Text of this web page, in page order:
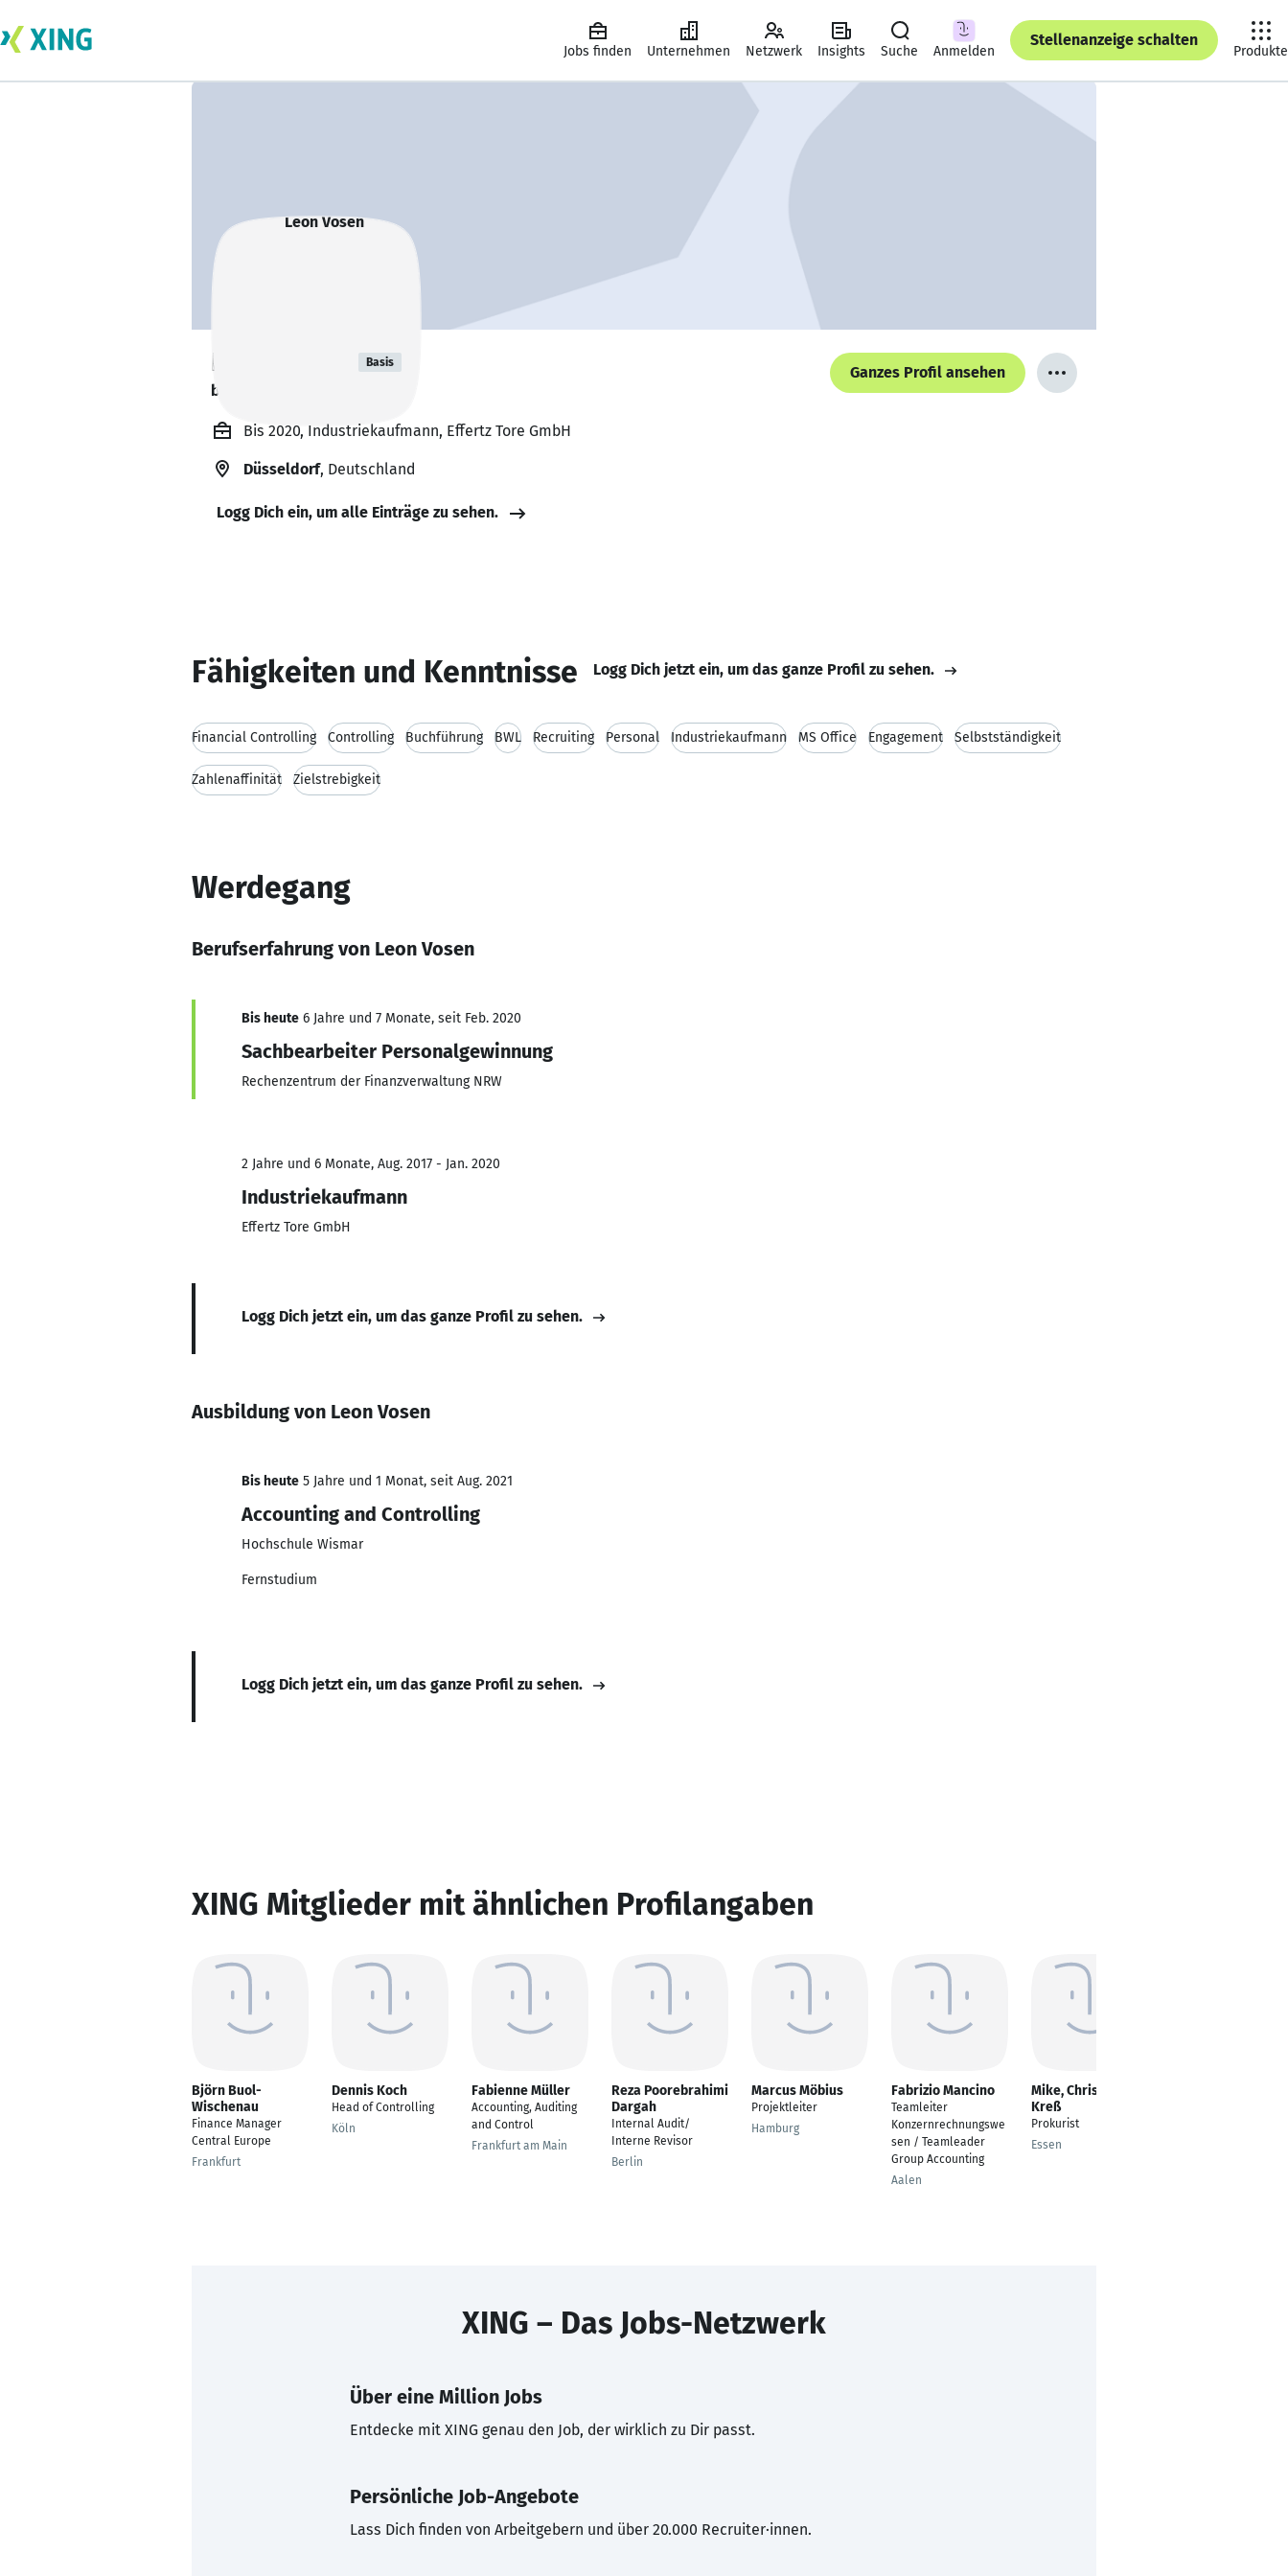
Jobs finden Unternehmen Netzwerk Insights Suche Anmelden
Stellenanzeige schalten
Produkte
Leon Vosen Basis
bildet sich zurzeit weiter. 🎓
Ganzes Profil ansehen
Bis 2020, Industriekaufmann, Effertz Tore GmbH
Düsseldorf, Deutschland
Logg Dich ein, um alle Einträge zu sehen.
Fähigkeiten und Kenntnisse Logg Dich jetzt ein, um das ganze Profil zu sehen.
Financial Controlling Controlling Buchführung BWL Recruiting Personal Industriekaufmann MS Office Engagement Selbstständigkeit
Zahlenaffinität Zielstrebigkeit
Werdegang
Berufserfahrung von Leon Vosen
Bis heute 6 Jahre und 7 Monate, seit Feb. 2020
Sachbearbeiter Personalgewinnung
Rechenzentrum der Finanzverwaltung NRW
2 Jahre und 6 Monate, Aug. 2017 - Jan. 2020
Industriekaufmann
Effertz Tore GmbH
Logg Dich jetzt ein, um das ganze Profil zu sehen.
Ausbildung von Leon Vosen
Bis heute 5 Jahre und 1 Monat, seit Aug. 2021
Accounting and Controlling
Hochschule Wismar
Fernstudium
Logg Dich jetzt ein, um das ganze Profil zu sehen.
XING Mitglieder mit ähnlichen Profilangaben
Björn Buol-
Wischenau
Finance Manager
Central Europe
Frankfurt
Dennis Koch
Head of Controlling
Köln
Fabienne Müller
Accounting, Auditing
and Control
Frankfurt am Main
Reza Poorebrahimi
Dargah
Internal Audit/
Interne Revisor
Berlin
Marcus Möbius
Projektleiter
Hamburg
Fabrizio Mancino
Teamleiter
Konzernrechnungswe
sen / Teamleader
Group Accounting
Aalen
Mike, Christian
Kreß
Prokurist
Essen
XING – Das Jobs-Netzwerk
Über eine Million Jobs
Entdecke mit XING genau den Job, der wirklich zu Dir passt.
Persönliche Job-Angebote
Lass Dich finden von Arbeitgebern und über 20.000 Recruiter·innen.